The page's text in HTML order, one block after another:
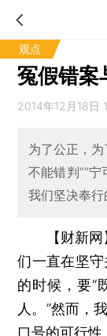
观点
冤假错案
2014年12月18日
为了公正，
不能错判”“
我们坚决奉
【财新
们一直在坚
的时候，要“
人。”然而，
口号的可行性